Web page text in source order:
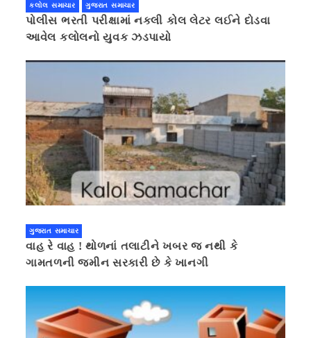
કલોલ સમાચાર ગુજરાત સમાચાર
પોલીસ ભરતી પરીક્ષામાં નકલી કોલ લેટર લઈને દોડવા
આવેલ કલોલનો યુવક ઝડપાયો
ગુજરાત સમાચાર
વાહ રે વાહ ! થોળનાં તલાટીને ખબર જ નથી કે
ગામતળની જમીન સરકારી છે કે ખાનગી